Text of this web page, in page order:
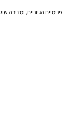
הגיוניים,